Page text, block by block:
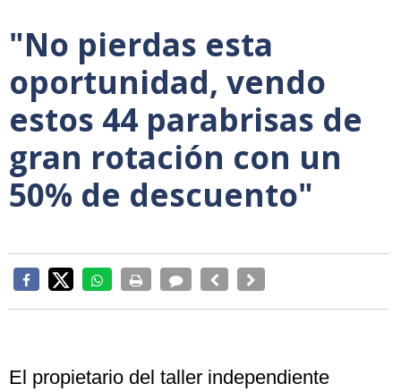
"No pierdas esta
oportunidad, vendo
estos 44 parabrisas de
gran rotación con un
50% de descuento"
El propietario del taller independiente